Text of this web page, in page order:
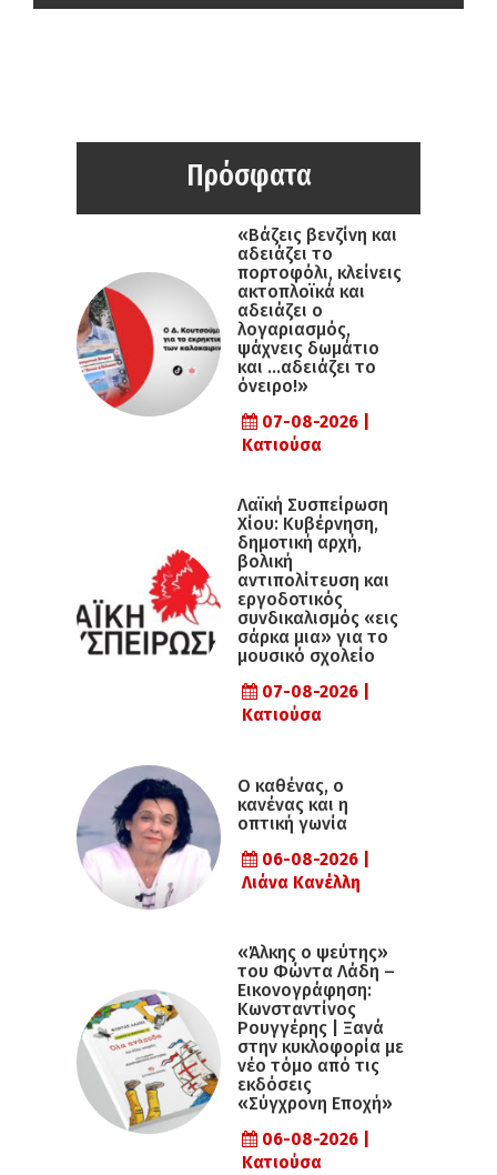
Πρόσφατα
«Βάζεις βενζίνη και
αδειάζει το
πορτοφόλι, κλείνεις
ακτοπλοϊκά και
αδειάζει ο
λογαριασμός,
ψάχνεις δωμάτιο
και …αδειάζει το
όνειρο!»
07-08-2026 |
Κατιούσα
Λαϊκή Συσπείρωση
Χίου: Κυβέρνηση,
δημοτική αρχή,
βολική
αντιπολίτευση και
εργοδοτικός
συνδικαλισμός «εις
σάρκα μια» για το
μουσικό σχολείο
07-08-2026 |
Κατιούσα
Ο καθένας, ο
κανένας και η
οπτική γωνία
06-08-2026 |
Λιάνα Κανέλλη
«Άλκης ο ψεύτης»
του Φώντα Λάδη –
Εικονογράφηση:
Κωνσταντίνος
Ρουγγέρης | Ξανά
στην κυκλοφορία με
νέο τόμο από τις
εκδόσεις
«Σύγχρονη Εποχή»
06-08-2026 |
Κατιούσα